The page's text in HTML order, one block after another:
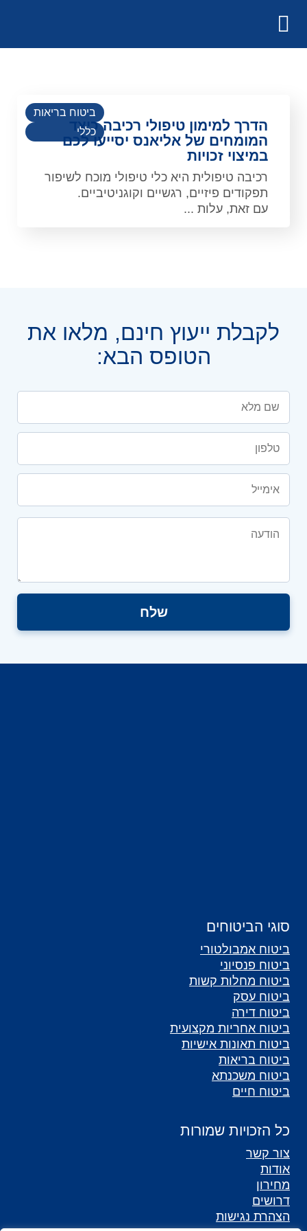
ביטוח בריאות
כללי
הדרך למימון טיפולי רכיבה כיצד
המומחים של אליאנס יסייעו לכם
במיצוי זכויות
רכיבה טיפולית היא כלי טיפולי מוכח לשיפור
תפקודים פיזיים, רגשיים וקוגניטיביים.
עם זאת, עלות ...
לקבלת ייעוץ חינם, מלאו את
הטופס הבא:
סוגי הביטוחים
ביטוח אמבולטורי
ביטוח פנסיוני
ביטוח מחלות קשות
ביטוח עסק
ביטוח דירה
ביטוח אחריות מקצועית
ביטוח תאונות אישיות
ביטוח בריאות
ביטוח משכנתא
ביטוח חיים
כל הזכויות שמורות
צור קשר
אודות
מחירון
דרושים
הצהרת נגישות